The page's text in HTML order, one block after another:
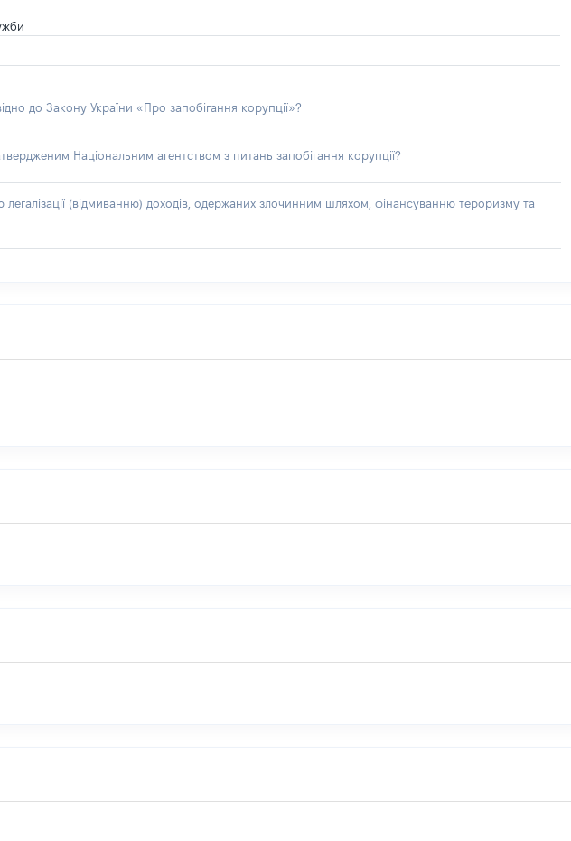
до Закону України «Про запобігання корупції»?
Національним агентством з питань запобігання корупції?
(відмиванню) доходів, одержаних злочинним шляхом, фінансуванню тероризму та